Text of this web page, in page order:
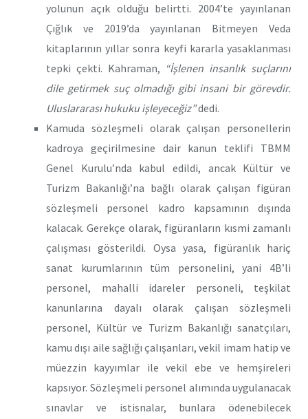
yolunun açık olduğu belirtti. 2004’te yayınlanan
Çığlık ve 2019’da yayınlanan Bitmeyen Veda
kitaplarının yıllar sonra keyfi kararla yasaklanması
tepki çekti. Kahraman, “İşlenen insanlık suçlarını
dile getirmek suç olmadığı gibi insani bir görevdir.
Uluslararası hukuku işleyeceğiz”dedi.
Kamuda sözleşmeli olarak çalışan personellerin
kadroya geçirilmesine dair kanun teklifi TBMM
Genel Kurulu’nda kabul edildi, ancak Kültür ve
Turizm Bakanlığı’na bağlı olarak çalışan figüran
sözleşmeli personel kadro kapsamının dışında
kalacak. Gerekçe olarak, figüranların kısmi zamanlı
çalışması gösterildi. Oysa yasa, figüranlık hariç
sanat kurumlarının tüm personelini, yani 4B’li
personel, mahalli idareler personeli, teşkilat
kanunlarına dayalı olarak çalışan sözleşmeli
personel, Kültür ve Turizm Bakanlığı sanatçıları,
kamu dışı aile sağlığı çalışanları, vekil imam hatip ve
müezzin kayyımlar ile vekil ebe ve hemşireleri
kapsıyor. Sözleşmeli personel alımında uygulanacak
sınavlar ve istisnalar, bunlara ödenebilecek